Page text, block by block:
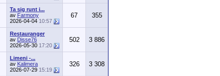
Ta sig runt i...
av Farmony
2026-04-04 10:57
67 355
Restauranger
av Disse76
2026-05-30 17:20
502 3 886
Limeni -...
av Kalimera
2026-07-29 15:19
326 3 308